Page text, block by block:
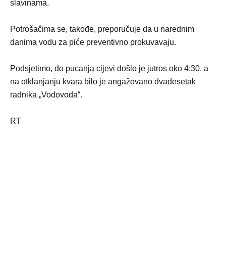
slavinama.
Potrošačima se, takođe, preporučuje da u narednim
danima vodu za piće preventivno prokuvavaju.
Podsjetimo, do pucanja cijevi došlo je jutros oko 4:30, a
na otklanjanju kvara bilo je angažovano dvadesetak
radnika „Vodovoda“.
RT